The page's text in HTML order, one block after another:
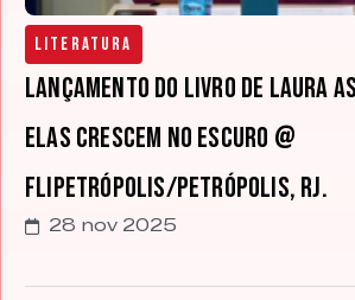
Literatura
Lançamento do livro de Laura
elas crescem no escuro @
Flipetrópolis/Petrópolis, RJ.
28 nov 2025